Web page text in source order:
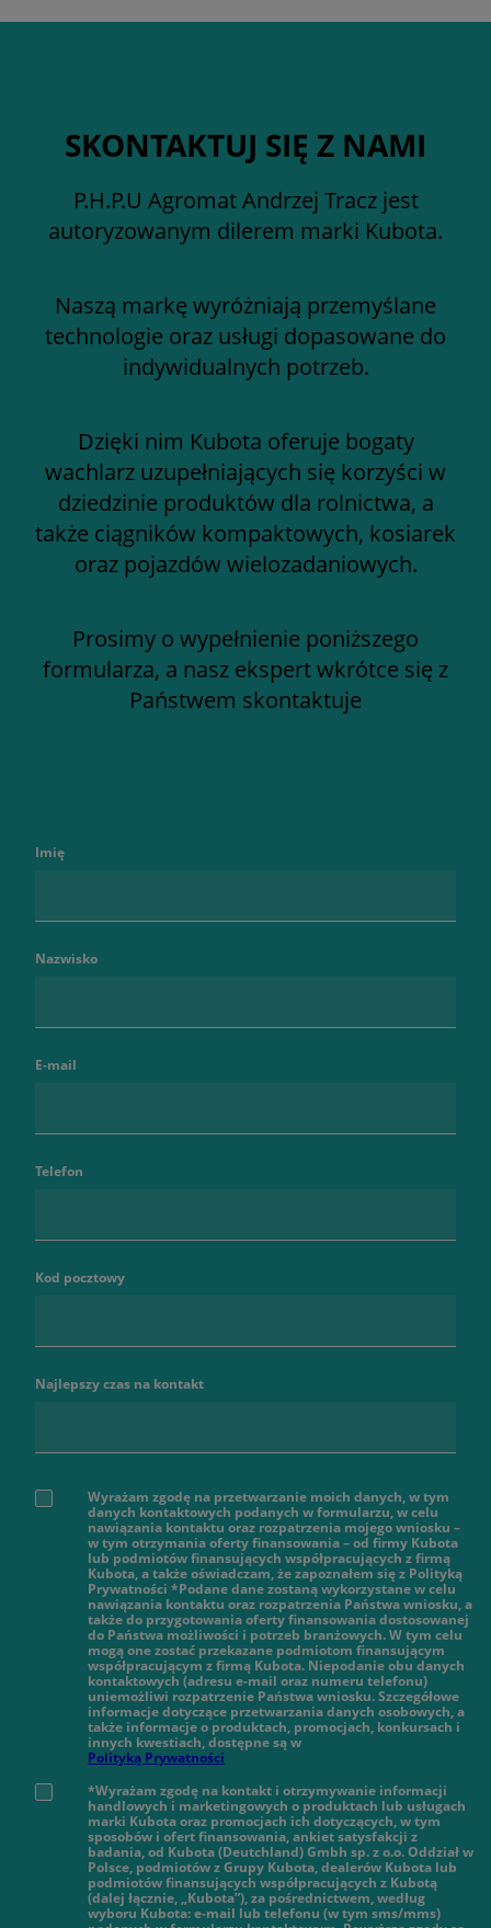
SKONTAKTUJ SIĘ Z NAMI
P.H.P.U Agromat Andrzej Tracz jest
autoryzowanym dilerem marki Kubota.
Naszą markę wyróżniają przemyślane
technologie oraz usługi dopasowane do
indywidualnych potrzeb.
Dzięki nim Kubota oferuje bogaty
wachlarz uzupełniających się korzyści w
dziedzinie produktów dla rolnictwa, a
także ciągników kompaktowych, kosiarek
oraz pojazdów wielozadaniowych.
Prosimy o wypełnienie poniższego
formularza, a nasz ekspert wkrótce się z
Państwem skontaktuje
Imię
Nazwisko
E-mail
Telefon
Kod pocztowy
Najlepszy czas na kontakt
Wyrażam zgodę na przetwarzanie moich danych, w tym
danych kontaktowych podanych w formularzu, w celu
nawiązania kontaktu oraz rozpatrzenia mojego wniosku –
w tym otrzymania oferty finansowania – od firmy Kubota
lub podmiotów finansujących współpracujących z firmą
Kubota, a także oświadczam, że zapoznałem się z Polityką
Prywatności *Podane dane zostaną wykorzystane w celu
nawiązania kontaktu oraz rozpatrzenia Państwa wniosku, a
także do przygotowania oferty finansowania dostosowanej
do Państwa możliwości i potrzeb branżowych. W tym celu
mogą one zostać przekazane podmiotom finansującym
współpracującym z firmą Kubota. Niepodanie obu danych
kontaktowych (adresu e-mail oraz numeru telefonu)
uniemożliwi rozpatrzenie Państwa wniosku. Szczegółowe
informacje dotyczące przetwarzania danych osobowych, a
także informacje o produktach, promocjach, konkursach i
innych kwestiach, dostępne są w
Polityką Prywatności
*Wyrażam zgodę na kontakt i otrzymywanie informacji
handlowych i marketingowych o produktach lub usługach
marki Kubota oraz promocjach ich dotyczących, w tym
sposobów i ofert finansowania, ankiet satysfakcji z
badania, od Kubota (Deutchland) Gmbh sp. z o.o. Oddział w
Polsce, podmiotów z Grupy Kubota, dealerów Kubota lub
podmiotów finansujących współpracujących z Kubotą
(dalej łącznie, „Kubota”), za pośrednictwem, według
wyboru Kubota: e-mail lub telefonu (w tym sms/mms)